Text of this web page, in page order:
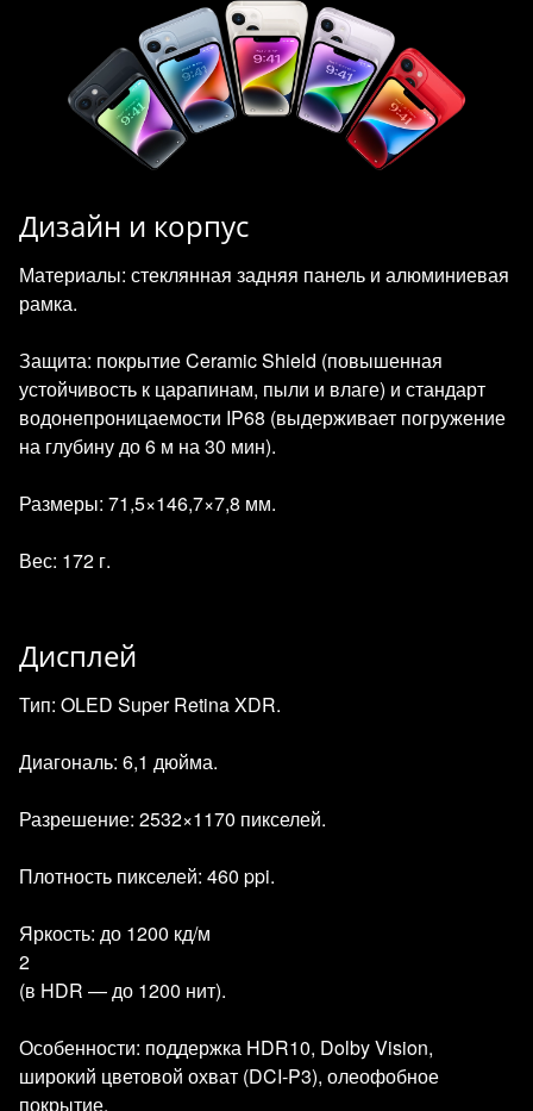
Дизайн и корпус
Материалы: стеклянная задняя панель и алюминиевая
рамка.
Защита: покрытие Ceramic Shield (повышенная
устойчивость к царапинам, пыли и влаге) и стандарт
водонепроницаемости IP68 (выдерживает погружение
на глубину до 6 м на 30 мин).
Размеры: 71,5×146,7×7,8 мм.
Вес: 172 г.
Дисплей
Тип: OLED Super Retina XDR.
Диагональ: 6,1 дюйма.
Разрешение: 2532×1170 пикселей.
Плотность пикселей: 460 ppi.
Яркость: до 1200 кд/м
2
(в HDR — до 1200 нит).
Особенности: поддержка HDR10, Dolby Vision,
широкий цветовой охват (DCI‑P3), олеофобное
покрытие.